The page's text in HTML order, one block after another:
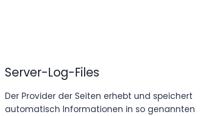
Server-Log-Files
Der Provider der Seiten erhebt und speichert
automatisch Informationen in so genannten